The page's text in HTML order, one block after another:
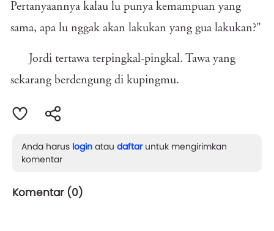
Pertanyaannya kalau lu punya kemampuan yang
sama, apa lu nggak akan lakukan yang gua lakukan?"
Jordi tertawa terpingkal-pingkal. Tawa yang
sekarang berdengung di kupingmu.
Anda harus login atau daftaruntuk mengirimkan
komentar
Komentar (0)